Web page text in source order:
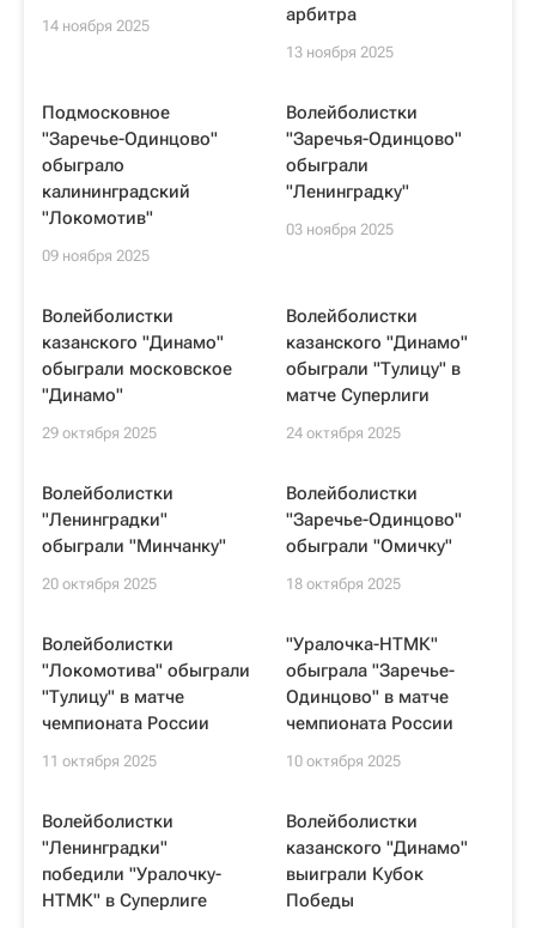
14 ноября 2025
арбитра
13 ноября 2025
Подмосковное
"Заречье-Одинцово"
обыграло
калининградский
"Локомотив"
09 ноября 2025
Волейболистки
"Заречья-Одинцово"
обыграли
"Ленинградку"
03 ноября 2025
Волейболистки
казанского "Динамо"
обыграли московское
"Динамо"
29 октября 2025
Волейболистки
казанского "Динамо"
обыграли "Тулицу" в
матче Суперлиги
24 октября 2025
Волейболистки
"Ленинградки"
обыграли "Минчанку"
20 октября 2025
Волейболистки
"Заречье-Одинцово"
обыграли "Омичку"
18 октября 2025
Волейболистки
"Локомотива" обыграли
"Тулицу" в матче
чемпионата России
11 октября 2025
"Уралочка-НТМК"
обыграла "Заречье-
Одинцово" в матче
чемпионата России
10 октября 2025
Волейболистки
"Ленинградки"
победили "Уралочку-
НТМК" в Суперлиге
Волейболистки
казанского "Динамо"
выиграли Кубок
Победы